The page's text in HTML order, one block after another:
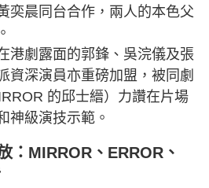
奕晨同台合作，兩人的本色父
港劇露面的郭鋒、吳浣儀及張
資深演員亦重磅加盟，被同劇
的邱士縉）力讚在片場
神級演技示範。
：MIRROR、ERROR、